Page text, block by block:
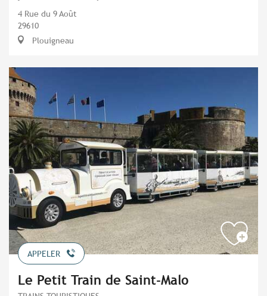
4 Rue du 9 Août
29610
Plouigneau
APPELER
Le Petit Train de Saint-Malo